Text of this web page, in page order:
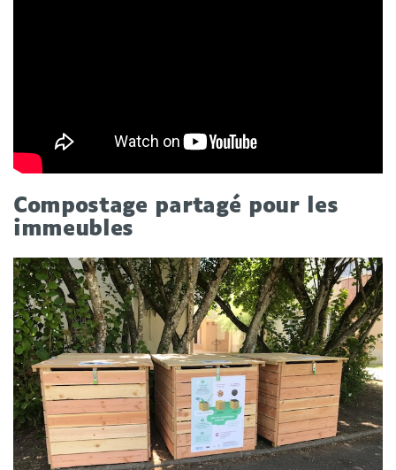
Compostage partagé pour les
immeubles